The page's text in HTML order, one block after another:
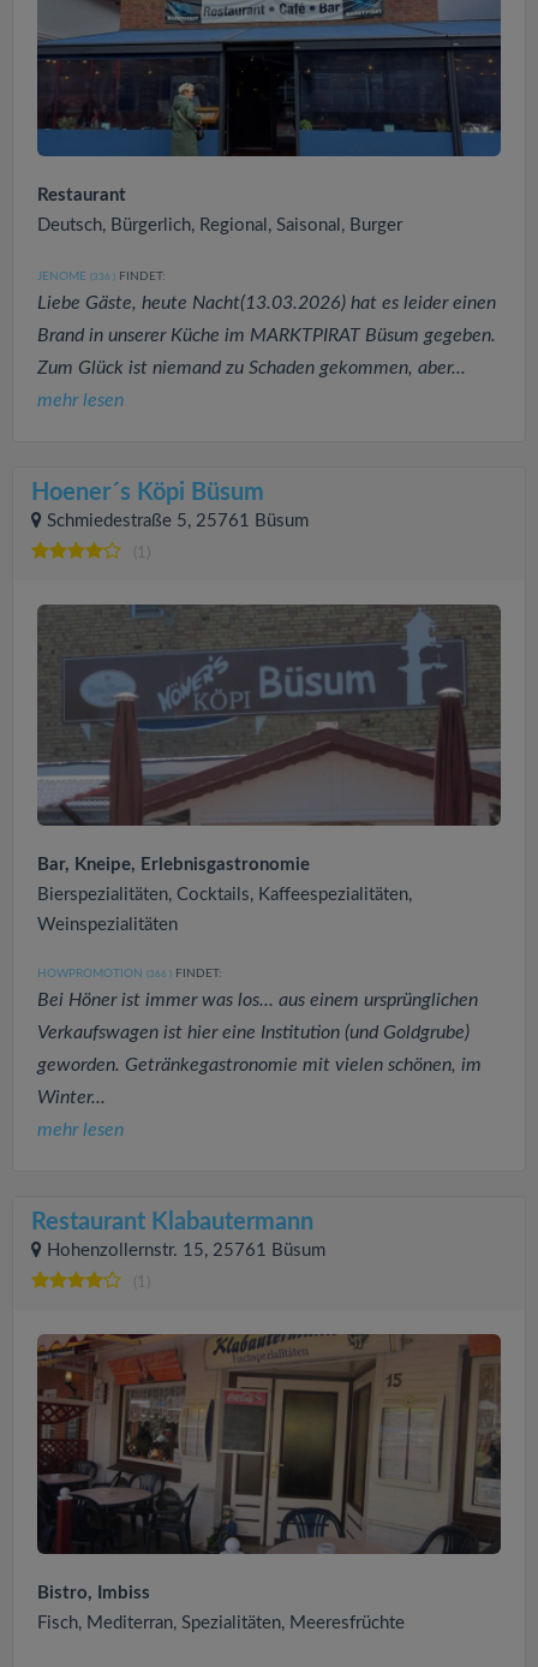
Restaurant
Deutsch, Bürgerlich, Regional, Saisonal, Burger
JENOME (336 ) FINDET:
Liebe Gäste, heute Nacht(13.03.2026) hat es leider einen
Brand in unserer Küche im MARKTPIRAT Büsum gegeben.
Zum Glück ist niemand zu Schaden gekommen, aber...
mehr lesen
Hoener´s Köpi Büsum
Schmiedestraße 5, 25761 Büsum
(1)
Bar, Kneipe, Erlebnisgastronomie
Bierspezialitäten, Cocktails, Kaffeespezialitäten,
Weinspezialitäten
HOWPROMOTION (366 ) FINDET:
Bei Höner ist immer was los... aus einem ursprünglichen
Verkaufswagen ist hier eine Institution (und Goldgrube)
geworden. Getränkegastronomie mit vielen schönen, im
Winter...
mehr lesen
Restaurant Klabautermann
Hohenzollernstr. 15, 25761 Büsum
(1)
Bistro, Imbiss
Fisch, Mediterran, Spezialitäten, Meeresfrüchte